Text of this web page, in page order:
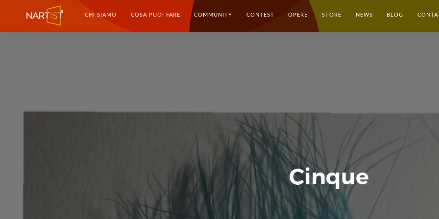
CHI SIAMO COSA PUOI FARE COMMUNITY CONTEST OPERE STORE NEWS BLOG
Cinque